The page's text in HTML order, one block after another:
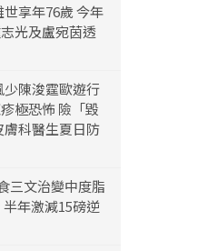
享年76歲 今年
光及盧宛茵透
陳浚霆歐遊行
極恐怖 險「毀
科醫生夏日防
三文治變中度脂
年激減15磅逆